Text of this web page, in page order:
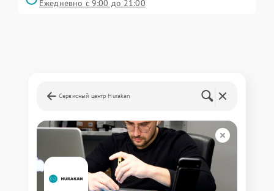
Ежедневно с 9:00 до 21:00
Сервисный центр Hurakan